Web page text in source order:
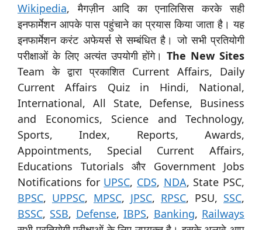
Wikipedia, मैगज़ीन आदि का एनालिसिस करके सही
इनफार्मेशन आपके पास पहुंचाने का प्रयास किया जाता है। यह
इनफार्मेशन करंट अफेयर्स से सम्बंधित है। जो सभी प्रतियोगी
परीक्षाओं के लिए अत्यंत उपयोगी होंगे।The New Sites
Team के द्वारा प्रकाशित Current Affairs, Daily
Current Affairs Quiz in Hindi, National,
International, All State, Defense, Business
and Economics, Science and Technology,
Sports, Index, Reports, Awards,
Appointments, Special Current Affairs,
Educations Tutorials और Government Jobs
Notifications for UPSC, CDS, NDA, State PSC,
BPSC, UPPSC, MPSC, JPSC, RPSC, PSU, SSC,
BSSC, SSB, Defense,IBPS, Banking, Railways